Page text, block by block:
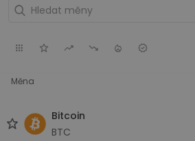
Měna
Bitcoin
BTC